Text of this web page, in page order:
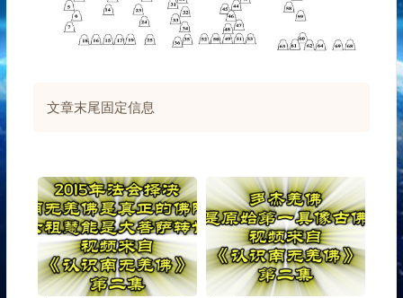
文章末尾固定信息